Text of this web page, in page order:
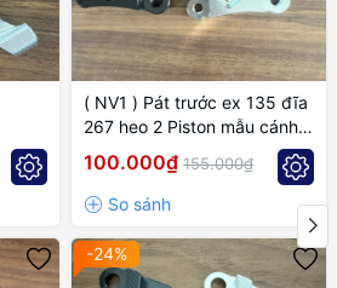
( NV1 ) Pát trước ex 135 đĩa
267 heo 2 Piston mẫu cánh
gió
100.000₫ 155.000₫
-24%